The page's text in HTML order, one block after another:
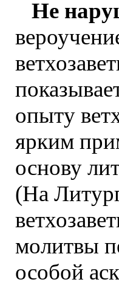
Не
опыту
ярким
основу
(На
молитвы
особой